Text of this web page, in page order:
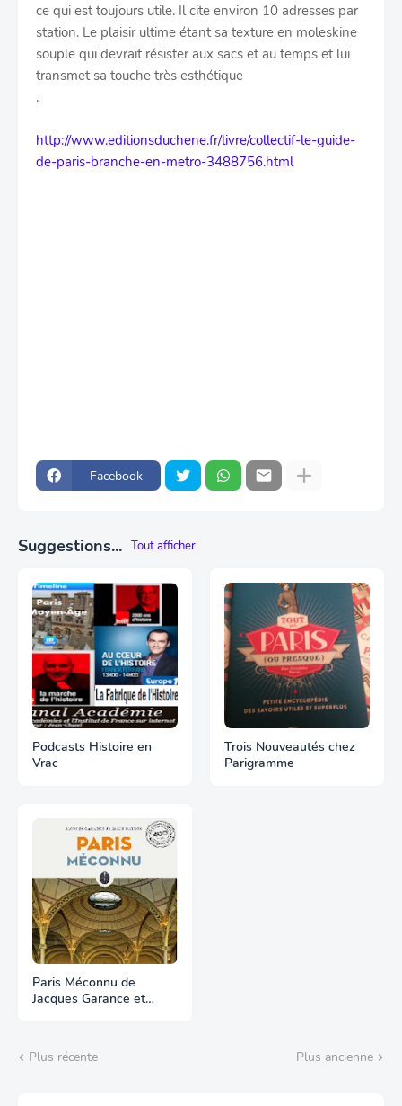
ce qui est toujours utile. Il cite environ 10 adresses par
station. Le plaisir ultime étant sa texture en moleskine
souple qui devrait résister aux sacs et au temps et lui
transmet sa touche très esthétique
.
http://www.editionsduchene.fr/livre/collectif-le-guide-
de-paris-branche-en-metro-3488756.html
Facebook
Suggestions... Tout afficher
Podcasts Histoire en
Vrac
Trois Nouveautés chez
Parigramme
Paris Méconnu de
Jacques Garance et
Plus récente Plus ancienne